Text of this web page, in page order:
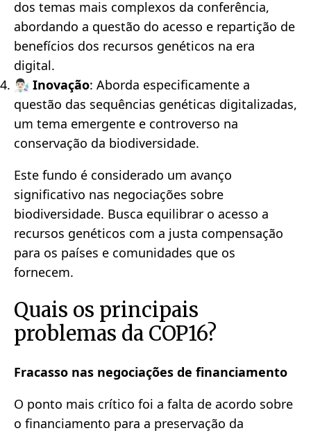
dos temas mais complexos da conferência,
abordando a questão do acesso e repartição de
benefícios dos recursos genéticos na era
digital.
👨🏻‍🔬 Inovação: Aborda especificamente a
questão das sequências genéticas digitalizadas,
um tema emergente e controverso na
conservação da biodiversidade.
Este fundo é considerado um avanço
significativo nas negociações sobre
biodiversidade. Busca equilibrar o acesso a
recursos genéticos com a justa compensação
para os países e comunidades que os
fornecem.
Quais os principais
problemas da COP16?
Fracasso nas negociações de financiamento
O ponto mais crítico foi a falta de acordo sobre
o financiamento para a preservação da